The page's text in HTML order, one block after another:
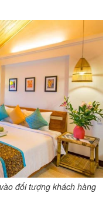
đối tượng khách hàng